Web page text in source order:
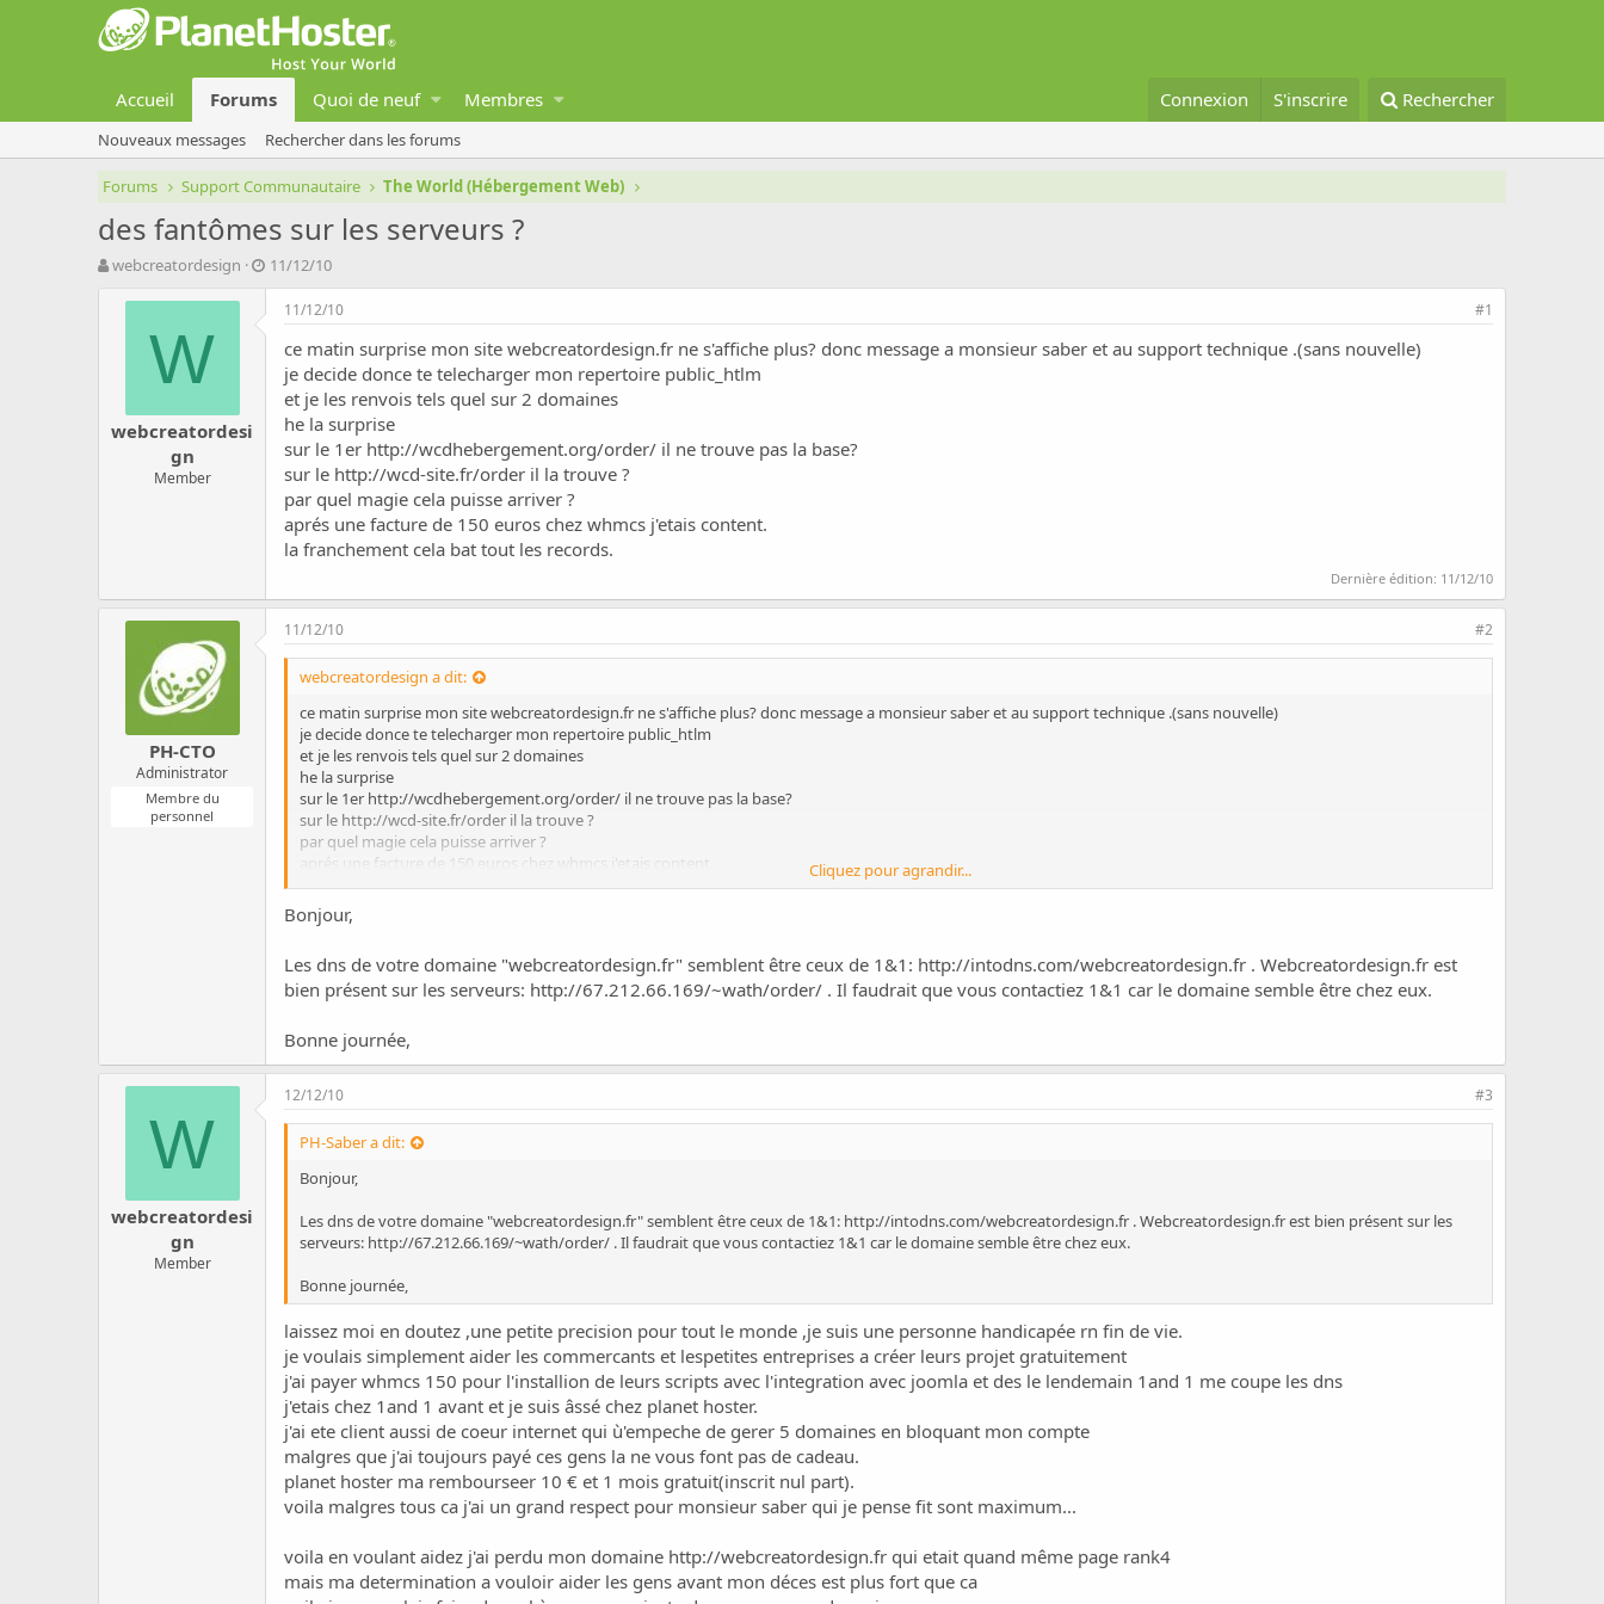
Accueil Forums Quoi de neuf Membres Connexion S'inscrire Rechercher
Nouveaux messages Rechercher dans les forums
Forums Support Communautaire The World (Hébergement Web)
des fantômes sur les serveurs ?
A
l
s
webcreatordesign
D
a
11/12/10
W
webcreatordesi
gn
Member
11/12/10 #1
ce matin surprise mon site webcreatordesign.fr ne s'affiche plus? donc message a monsieur saber et au support technique .(sans nouvelle)
je decide donce te telecharger mon repertoire public_htlm
et je les renvois tels quel sur 2 domaines
he la surprise
sur le 1er http://wcdhebergement.org/order/ il ne trouve pas la base?
sur le http://wcd-site.fr/order il la trouve ?
par quel magie cela puisse arriver ?
aprés une facture de 150 euros chez whmcs j'etais content.
la franchement cela bat tout les records.
Dernière édition: 11/12/10
PH-CTO
Administrator
Membre du
personnel
11/12/10 #2
webcreatordesign a dit:
ce matin surprise mon site webcreatordesign.fr ne s'affiche plus? donc message a monsieur saber et au support technique .(sans nouvelle)
je decide donce te telecharger mon repertoire public_htlm
et je les renvois tels quel sur 2 domaines
he la surprise
sur le 1er http://wcdhebergement.org/order/ il ne trouve pas la base?
sur le http://wcd-site.fr/order il la trouve ?
par quel magie cela puisse arriver ?
aprés une facture de 150 euros chez whmcs j'etais content.
la franchement cela bat tout les records.
Cliquez pour agrandir...
Bonjour,
Les dns de votre domaine "webcreatordesign.fr" semblent être ceux de 1&1: http://intodns.com/webcreatordesign.fr . Webcreatordesign.fr est
bien présent sur les serveurs: http://67.212.66.169/~wath/order/ . Il faudrait que vous contactiez 1&1 car le domaine semble être chez eux.
Bonne journée,
W
webcreatordesi
gn
Member
12/12/10 #3
PH-Saber a dit:
Bonjour,
Les dns de votre domaine "webcreatordesign.fr" semblent être ceux de 1&1: http://intodns.com/webcreatordesign.fr . Webcreatordesign.fr est bien présent sur les
serveurs: http://67.212.66.169/~wath/order/ . Il faudrait que vous contactiez 1&1 car le domaine semble être chez eux.
Bonne journée,
laissez moi en doutez ,une petite precision pour tout le monde ,je suis une personne handicapée rn fin de vie.
je voulais simplement aider les commercants et lespetites entreprises a créer leurs projet gratuitement
j'ai payer whmcs 150 pour l'installion de leurs scripts avec l'integration avec joomla et des le lendemain 1and 1 me coupe les dns
j'etais chez 1and 1 avant et je suis âssé chez planet hoster.
j'ai ete client aussi de coeur internet qui ù'empeche de gerer 5 domaines en bloquant mon compte
malgres que j'ai toujours payé ces gens la ne vous font pas de cadeau.
planet hoster ma rembourseer 10 € et 1 mois gratuit(inscrit nul part).
voila malgres tous ca j'ai un grand respect pour monsieur saber qui je pense fit sont maximum...
voila en voulant aidez j'ai perdu mon domaine http://webcreatordesign.fr qui etait quand même page rank4
mais ma determination a vouloir aider les gens avant mon déces est plus fort que ca